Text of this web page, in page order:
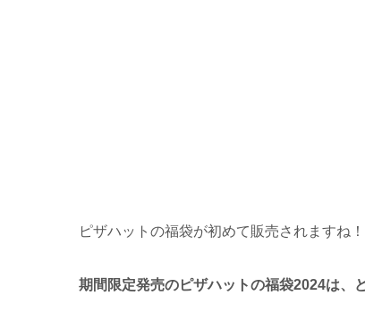
ピザハットの福袋が初めて販売されますね！
期間限定発売のピザハットの福袋2024は